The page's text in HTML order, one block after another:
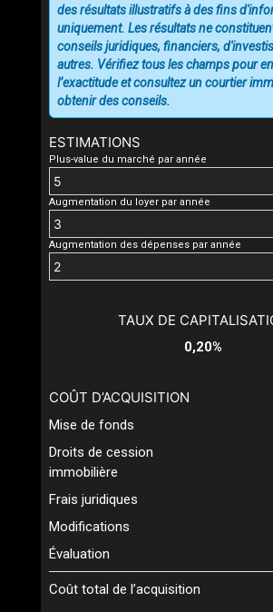
ESTIMATIONS
Plus-value du marché par année
Augmentation du loyer par année
Augmentation des dépenses par année
des résultats illustratifs à des fins
uniquement. Les résultats ne
conseils juridiques, financiers,
autres. Vérifiez tous les champs pour
l’exactitude et consultez un courtier
obtenir des conseils.
TAUX DE
0,20%
COÛT D’ACQUISITION
Mise de fonds
Droits de cession
immobilière
Frais juridiques
Modifications
Évaluation
Coût total de l’acquisition